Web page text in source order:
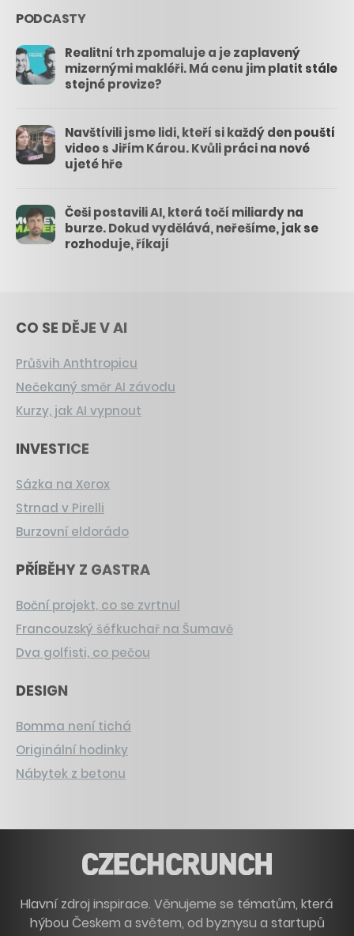
PODCASTY
Realitní trh zpomaluje a je zaplavený
mizernými makléři. Má cenu jim platit stále
stejné provize?
Navštívili jsme lidi, kteří si každý den pouští
video s Jiřím Károu. Kvůli práci na nové
ujeté hře
Češi postavili AI, která točí miliardy na
burze. Dokud vydělává, neřešíme, jak se
rozhoduje, říkají
CO SE DĚJE V AI
Průšvih Anthtropicu
Nečekaný směr AI závodu
Kurzy, jak AI vypnout
INVESTICE
Sázka na Xerox
Strnad v Pirelli
Burzovní eldorádo
PŘÍBĚHY Z GASTRA
Boční projekt, co se zvrtnul
Francouzský šéfkuchař na Šumavě
Dva golfisti, co pečou
DESIGN
Bomma není tichá
Originální hodinky
Nábytek z betonu
Hlavní zdroj inspirace. Věnujeme se tématům, která
hýbou Českem a světem, od byznysu a startupů